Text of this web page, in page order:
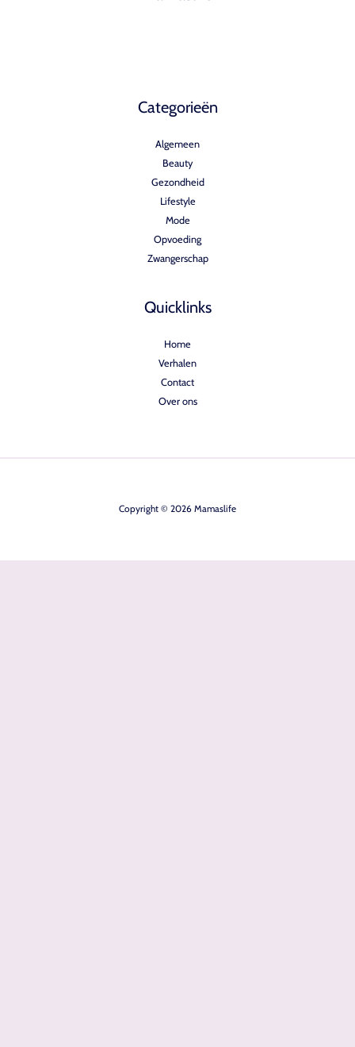
Categorieën
Algemeen
Beauty
Gezondheid
Lifestyle
Mode
Opvoeding
Zwangerschap
Quicklinks
Home
Verhalen
Contact
Over ons
Copyright © 2026 Mamaslife